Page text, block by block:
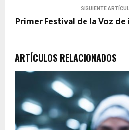
SIGUIENTE
Primer Festival de la Voz
ARTÍCULOS RELACIONADOS